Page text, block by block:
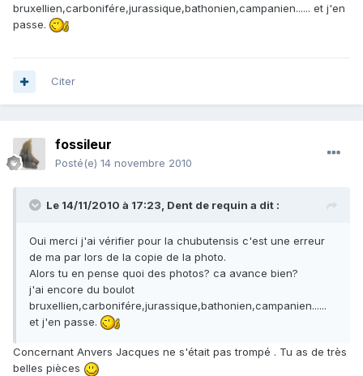
bruxellien,carbonifére,jurassique,bathonien,campanien...... et j'en
passe.
Citer
fossileur
Posté(e) 14 novembre 2010
Le 14/11/2010 à 17:23, Dent de requin a dit :
Oui merci j'ai vérifier pour la chubutensis c'est une erreur
de ma par lors de la copie de la photo.
Alors tu en pense quoi des photos? ca avance bien?
j'ai encore du boulot
bruxellien,carbonifére,jurassique,bathonien,campanien......
et j'en passe.
Concernant Anvers Jacques ne s'était pas trompé . Tu as de très
belles pièces